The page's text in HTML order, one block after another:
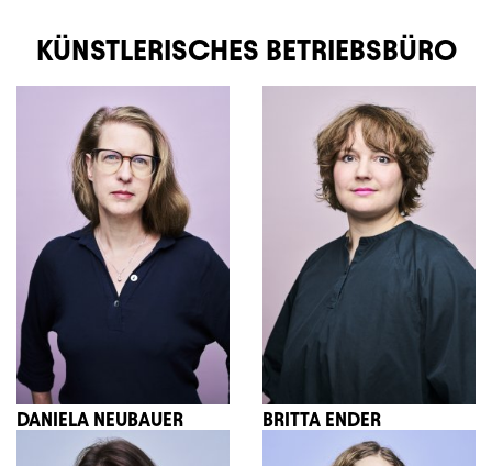
KÜNSTLERISCHES BETRIEBSBÜRO
DANIELA NEUBAUER BRITTA ENDER